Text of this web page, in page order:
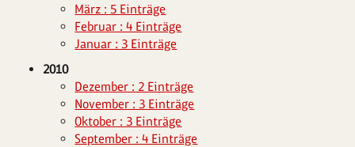
März : 5 Einträge
Februar : 4 Einträge
Januar : 3 Einträge
2010
Dezember : 2 Einträge
November : 3 Einträge
Oktober : 3 Einträge
September : 4 Einträge